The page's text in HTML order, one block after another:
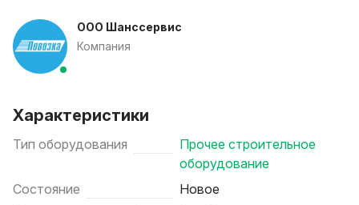
ООО Шанссервис
Компания
Характеристики
Тип оборудования
Прочее строительное
оборудование
Состояние
Новое